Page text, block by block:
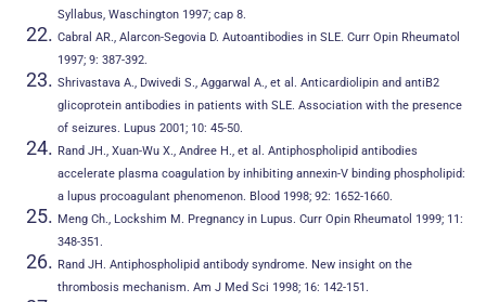
Syllabus, Waschington 1997; cap 8.
Cabral AR., Alarcon-Segovia D. Autoantibodies in SLE. Curr Opin Rheumatol
1997; 9: 387-392.
Shrivastava A., Dwivedi S., Aggarwal A., et al. Anticardiolipin and antiB2
glicoprotein antibodies in patients with SLE. Association with the presence
of seizures. Lupus 2001; 10: 45-50.
Rand JH., Xuan-Wu X., Andree H., et al. Antiphospholipid antibodies
accelerate plasma coagulation by inhibiting annexin-V binding phospholipid:
a lupus procoagulant phenomenon. Blood 1998; 92: 1652-1660.
Meng Ch., Lockshim M. Pregnancy in Lupus. Curr Opin Rheumatol 1999; 11:
348-351.
Rand JH. Antiphospholipid antibody syndrome. New insight on the
thrombosis mechanism. Am J Med Sci 1998; 16: 142-151.